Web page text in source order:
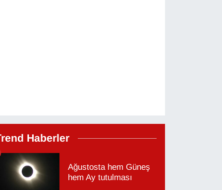
Haberler
Ağustosta hem Güneş
hem Ay tutulması